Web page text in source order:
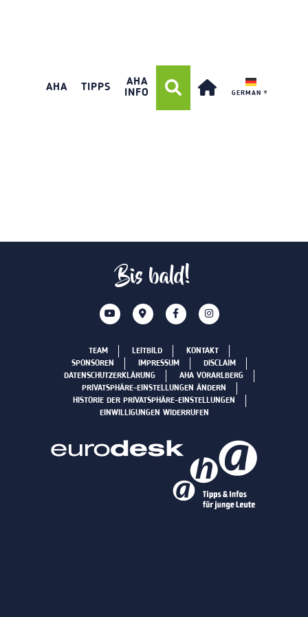
AHA TIPPS
AHA
INFO
GERMAN ▼
Bis bald!
TEAM LEITBILD
KONTAKT
SPONSOREN
IMPRESSUM
DISCLAIM
DATENSCHUTZERKLÄRUNG
AHA VORARLBERG
PRIVATSPHÄRE-EINSTELLUNGEN ÄNDERN
HISTORIE DER PRIVATSPHÄRE-EINSTELLUNGEN
EINWILLIGUNGEN WIDERRUFEN